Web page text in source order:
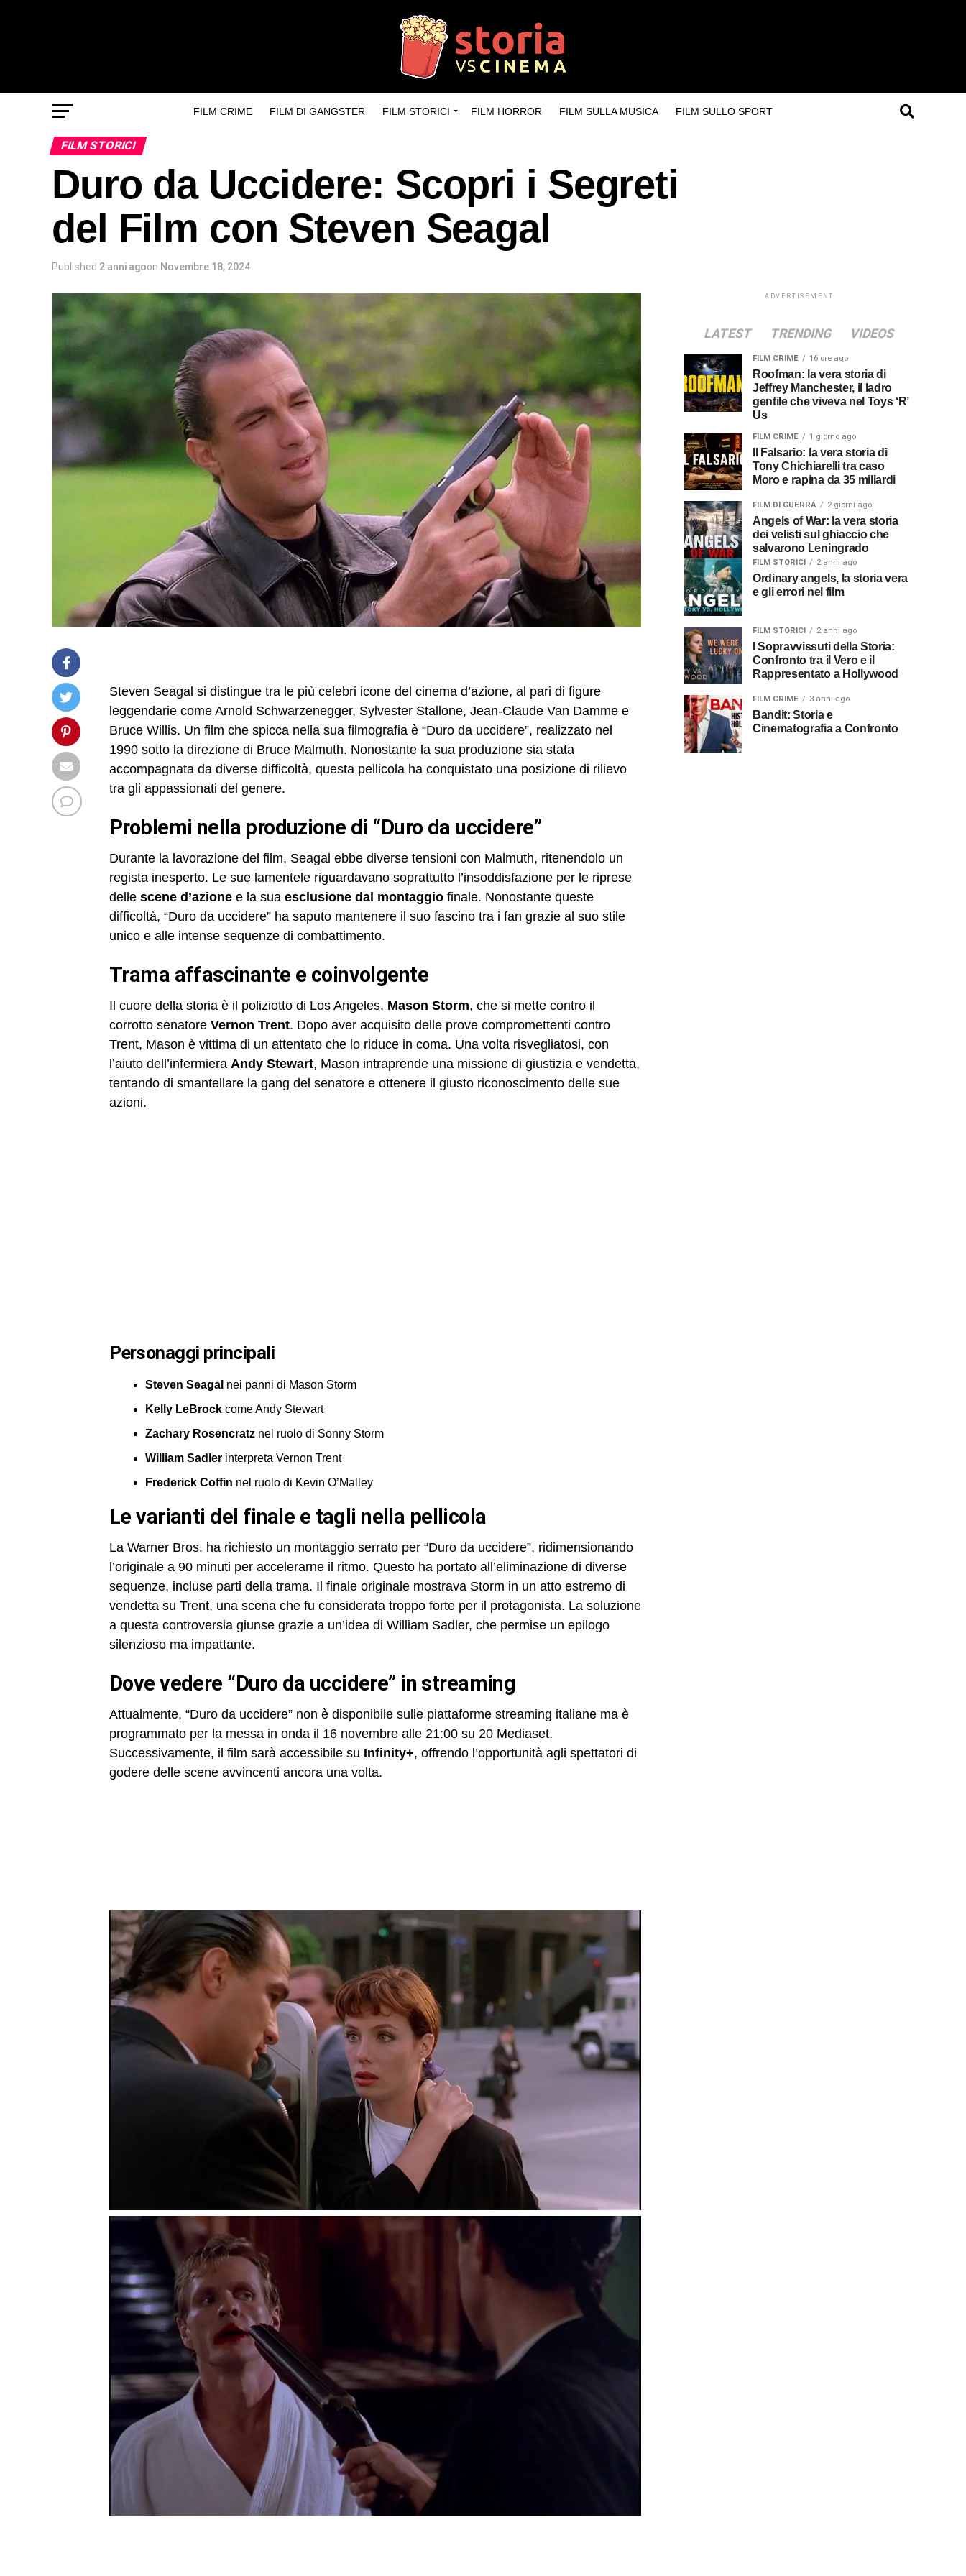
FILM CRIME FILM DI GANGSTER FILM STORICI FILM HORROR FILM SULLA MUSICA FILM SULLO SPORT
FILM STORICI
Duro da Uccidere: Scopri i Segreti
del Film con Steven Seagal
Published 2 anni agoon Novembre 18, 2024
Steven Seagal si distingue tra le più celebri icone del cinema d’azione, al pari di figure
leggendarie come Arnold Schwarzenegger, Sylvester Stallone, Jean-Claude Van Damme e
Bruce Willis. Un film che spicca nella sua filmografia è “Duro da uccidere”, realizzato nel
1990 sotto la direzione di Bruce Malmuth. Nonostante la sua produzione sia stata
accompagnata da diverse difficoltà, questa pellicola ha conquistato una posizione di rilievo
tra gli appassionati del genere.
Problemi nella produzione di “Duro da uccidere”
Durante la lavorazione del film, Seagal ebbe diverse tensioni con Malmuth, ritenendolo un
regista inesperto. Le sue lamentele riguardavano soprattutto l’insoddisfazione per le riprese
delle scene d’azione e la sua esclusione dal montaggio finale. Nonostante queste
difficoltà, “Duro da uccidere” ha saputo mantenere il suo fascino tra i fan grazie al suo stile
unico e alle intense sequenze di combattimento.
Trama affascinante e coinvolgente
Il cuore della storia è il poliziotto di Los Angeles, Mason Storm, che si mette contro il
corrotto senatore Vernon Trent. Dopo aver acquisito delle prove compromettenti contro
Trent, Mason è vittima di un attentato che lo riduce in coma. Una volta risvegliatosi, con
l’aiuto dell’infermiera Andy Stewart, Mason intraprende una missione di giustizia e vendetta,
tentando di smantellare la gang del senatore e ottenere il giusto riconoscimento delle sue
azioni.
Personaggi principali
Steven Seagal nei panni di Mason Storm
Kelly LeBrock come Andy Stewart
Zachary Rosencratz nel ruolo di Sonny Storm
William Sadler interpreta Vernon Trent
Frederick Coffin nel ruolo di Kevin O’Malley
Le varianti del finale e tagli nella pellicola
La Warner Bros. ha richiesto un montaggio serrato per “Duro da uccidere”, ridimensionando
l’originale a 90 minuti per accelerarne il ritmo. Questo ha portato all’eliminazione di diverse
sequenze, incluse parti della trama. Il finale originale mostrava Storm in un atto estremo di
vendetta su Trent, una scena che fu considerata troppo forte per il protagonista. La soluzione
a questa controversia giunse grazie a un’idea di William Sadler, che permise un epilogo
silenzioso ma impattante.
Dove vedere “Duro da uccidere” in streaming
Attualmente, “Duro da uccidere” non è disponibile sulle piattaforme streaming italiane ma è
programmato per la messa in onda il 16 novembre alle 21:00 su 20 Mediaset.
Successivamente, il film sarà accessibile su Infinity+, offrendo l’opportunità agli spettatori di
godere delle scene avvincenti ancora una volta.
ADVERTISEMENT
LATEST TRENDING VIDEOS
FILM CRIME 16 ore ago
Roofman: la vera storia di
Jeffrey Manchester, il ladro
gentile che viveva nel Toys ‘R’
Us
FILM CRIME 1 giorno ago
Tony Chichiarelli tra caso
Moro e rapina da 35 miliardi
FILM DI GUERRA 2 giorni ago
Angels of War: la vera storia
dei velisti sul ghiaccio che
salvarono Leningrado
FILM STORICI 2 anni ago
Ordinary angels, la storia vera
e gli errori nel film
FILM STORICI 2 anni ago
Confronto tra il Vero e il
Rappresentato a Hollywood
FILM CRIME 3 anni ago
Bandit: Storia e
Cinematografia a Confronto